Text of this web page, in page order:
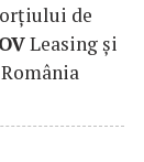
de
Leasing și